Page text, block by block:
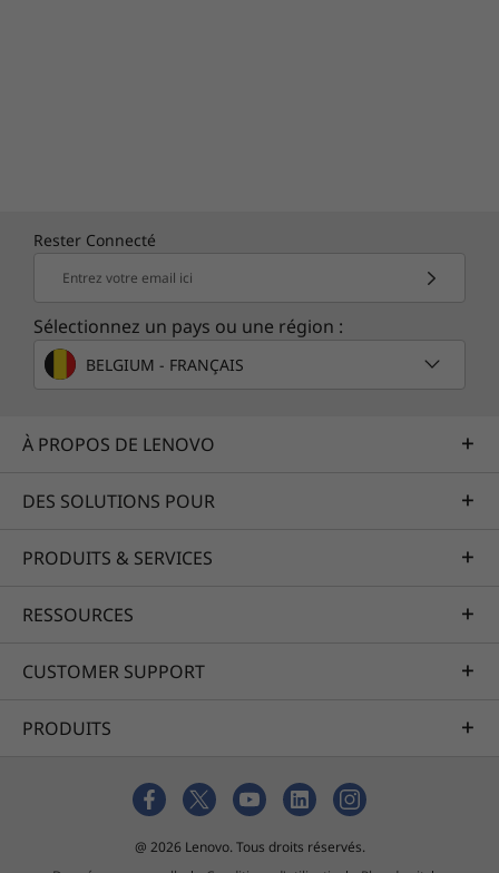
Rester Connecté
Entrez votre email ici
Sélectionnez un pays ou une région :
BELGIUM - FRANÇAIS
À PROPOS DE LENOVO
DES SOLUTIONS POUR
PRODUITS & SERVICES
RESSOURCES
CUSTOMER SUPPORT
PRODUITS
@ 2026 Lenovo. Tous droits réservés.